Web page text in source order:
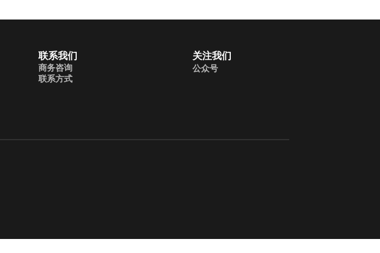
联系我们
商务咨询
联系方式
关注我们
公众号